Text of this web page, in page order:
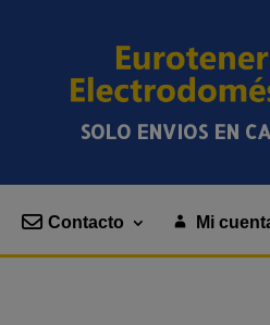
SOLO ENVIOS EN
Contacto Mi